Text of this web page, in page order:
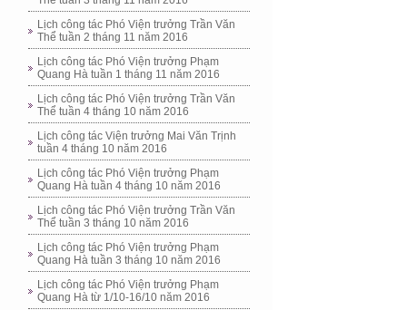
Lịch công tác Phó Viện trưởng Trần Văn
Thể tuần 2 tháng 11 năm 2016
Lịch công tác Phó Viện trưởng Phạm
Quang Hà tuần 1 tháng 11 năm 2016
Lịch công tác Phó Viện trưởng Trần Văn
Thể tuần 4 tháng 10 năm 2016
Lịch công tác Viện trưởng Mai Văn Trịnh
tuần 4 tháng 10 năm 2016
Lịch công tác Phó Viện trưởng Phạm
Quang Hà tuần 4 tháng 10 năm 2016
Lịch công tác Phó Viện trưởng Trần Văn
Thể tuần 3 tháng 10 năm 2016
Lịch công tác Phó Viện trưởng Phạm
Quang Hà tuần 3 tháng 10 năm 2016
Lịch công tác Phó Viện trưởng Phạm
Quang Hà từ 1/10-16/10 năm 2016